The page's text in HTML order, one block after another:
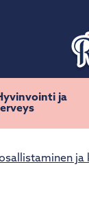
alasvetovalikkoa
ja
ja